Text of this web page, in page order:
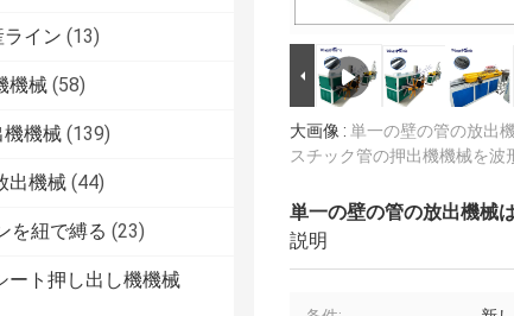
ライン (13)
機械 (58)
機機械 (139)
出機械 (44)
を紐で縛る (23)
ート押し出し機機械
大画像 : 単一の壁の管の放出
スチック管の押出機機械を波
単一の壁の管の放出機械
説明